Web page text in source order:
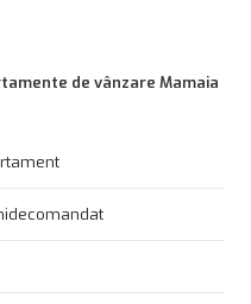
de vânzare Mamaia